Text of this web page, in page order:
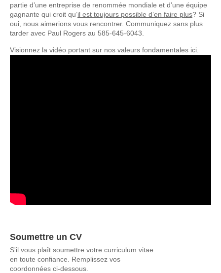
partie d’une entreprise de renommée mondiale et d’une équipe
gagnante qui croit qu’il est toujours possible d’en faire plus? Si
oui, nous aimerions vous rencontrer. Communiquez sans plus
tarder avec Paul Rogers au 585-645-6043.
Visionnez la vidéo portant sur nos valeurs fondamentales ici.
Soumettre un CV
S'il vous plaît soumettre votre curriculum vitae
en toute confiance. Remplissez vos
coordonnées ci-dessous.